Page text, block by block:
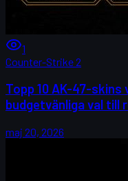
1
Counter-Strike 2
Topp 10 AK-47-
budgetvänliga val till
maj 20, 2026